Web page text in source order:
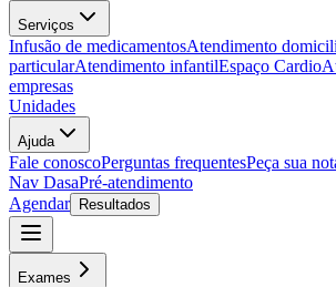
Serviços
Infusão de medicamentosAtendimento
particularAtendimento infantilEspaço Cardio
empresas
Unidades
Ajuda
Fale conoscoPerguntas frequentesPeça sua
Nav DasaPré-atendimento
Agendar
Resultados
Exames